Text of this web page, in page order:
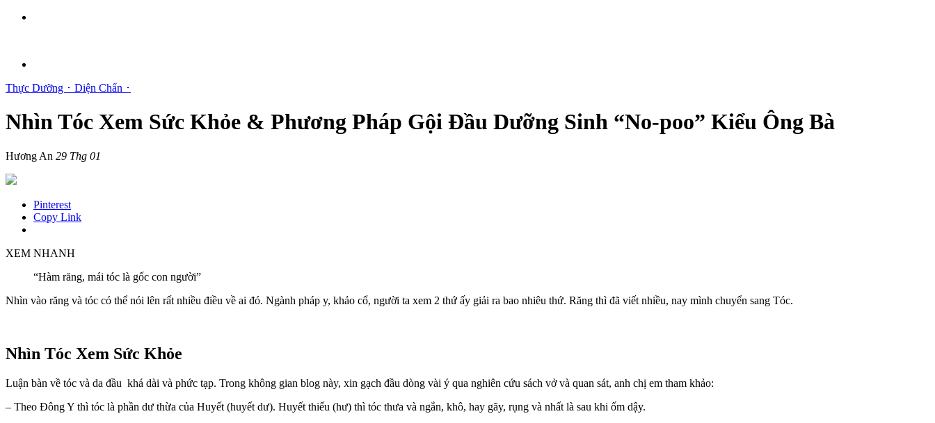
Thực Dưỡng ･ Diện Chẩn ･
Nhìn Tóc Xem Sức Khỏe & Phương Pháp Gội Đầu Dưỡng Sinh “No-poo” Kiểu Ông Bà
Hương An 29 Thg 01
Pinterest
Copy Link
XEM NHANH
“Hàm răng, mái tóc là gốc con người”
Nhìn vào răng và tóc có thể nói lên rất nhiều điều về ai đó. Ngành pháp y, khảo cổ, người ta xem 2 thứ ấy giải ra bao nhiêu thứ. Răng thì đã viết nhiều, nay mình chuyển sang Tóc.
Nhìn Tóc Xem Sức Khỏe
Luận bàn về tóc và da đầu khá dài và phức tạp. Trong không gian blog này, xin gạch đầu dòng vài ý qua nghiên cứu sách vở và quan sát, anh chị em tham khảo:
– Theo Đông Y thì tóc là phần dư thừa của Huyết (huyết dư). Huyết thiếu (hư) thì tóc thưa và ngắn, khô, hay gãy, rụng và nhất là sau khi ốm dậy.